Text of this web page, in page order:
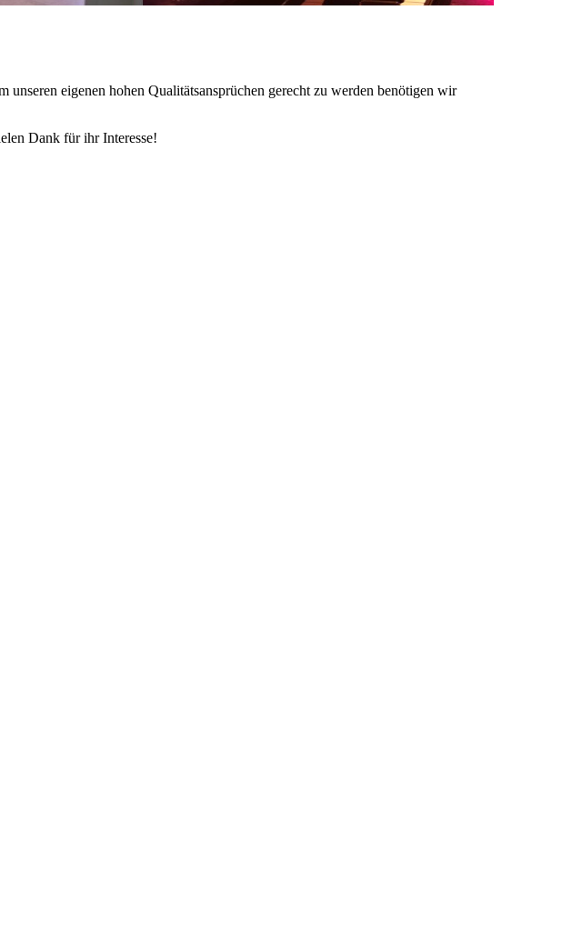
unseren eigenen hohen Qualitätsansprüchen gerecht zu werden benötigen wir
Dank für ihr Interesse!